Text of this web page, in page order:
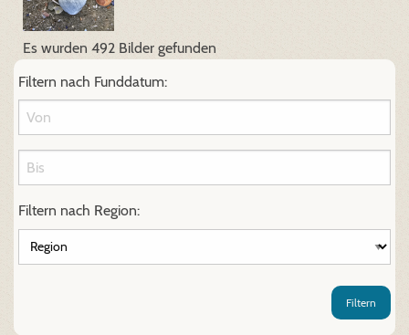
Es wurden 492 Bilder gefunden
Filtern nach Funddatum:
Filtern nach Region:
Filtern